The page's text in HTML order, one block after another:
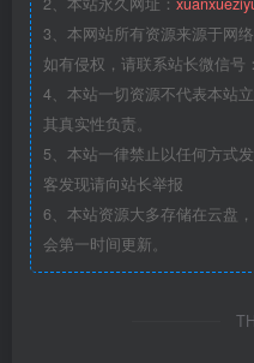
3、本网站所有资源来源于网
如有侵权，请联系站长微信号：
4、本站一切资源不代表本站
其真实性负责。
5、本站一律禁止以任何方式
客发现请向站长举报
6、本站资源大多存储在云盘
会第一时间更新。